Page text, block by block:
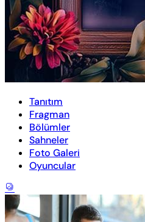
Tanıtım
Fragman
Bölümler
Sahneler
Foto Galeri
Oyuncular